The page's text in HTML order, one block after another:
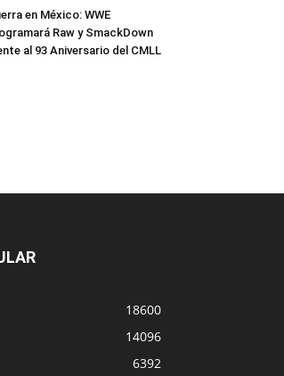
en México: WWE
Raw y SmackDown
al 93 Aniversario del CMLL
18600
14096
6392